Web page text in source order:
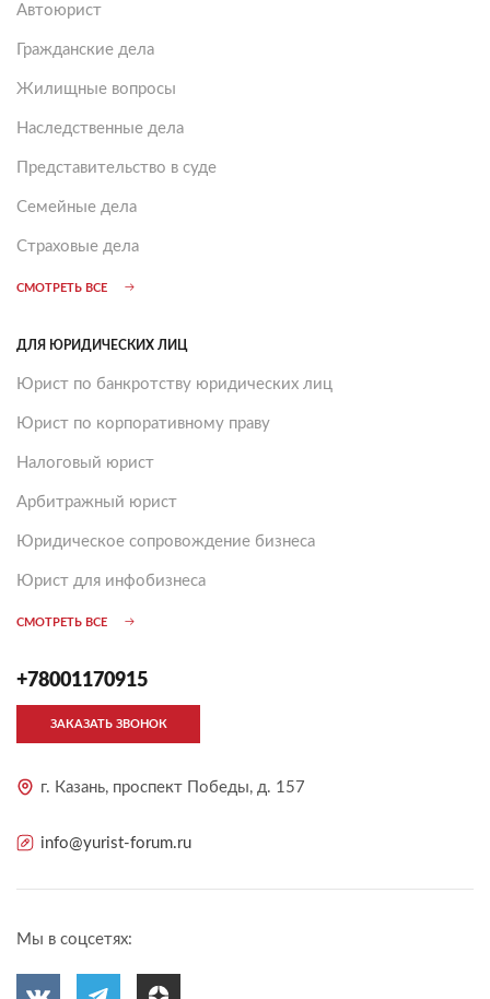
Автоюрист
Гражданские дела
Жилищные вопросы
Наследственные дела
Представительство в суде
Семейные дела
Страховые дела
СМОТРЕТЬ ВСЕ
ДЛЯ ЮРИДИЧЕСКИХ ЛИЦ
Юрист по банкротству юридических лиц
Юрист по корпоративному праву
Налоговый юрист
Арбитражный юрист
Юридическое сопровождение бизнеса
Юрист для инфобизнеса
СМОТРЕТЬ ВСЕ
+78001170915
ЗАКАЗАТЬ ЗВОНОК
г. Казань, проспект Победы, д. 157
info@yurist-forum.ru
Мы в соцсетях: